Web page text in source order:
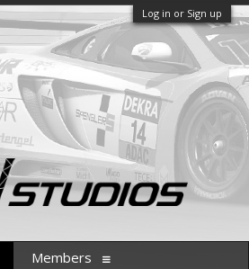
Log in or Sign up
Members